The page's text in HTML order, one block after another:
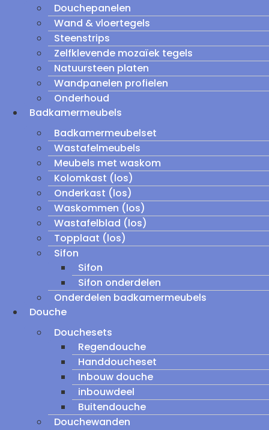
Douchepanelen
Wand & vloertegels
Steenstrips
Zelfklevende mozaïek tegels
Natuursteen platen
Wandpanelen profielen
Onderhoud
Badkamermeubels
Badkamermeubelset
Wastafelmeubels
Meubels met waskom
Kolomkast (los)
Onderkast (los)
Waskommen (los)
Wastafelblad (los)
Topplaat (los)
Sifon
Sifon
Sifon onderdelen
Onderdelen badkamermeubels
Douche
Douchesets
Regendouche
Handdoucheset
Inbouw douche
inbouwdeel
Buitendouche
Douchewanden